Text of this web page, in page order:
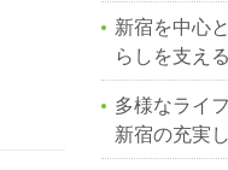
新宿を中心
らしを支え
多様なライ
新宿の充実